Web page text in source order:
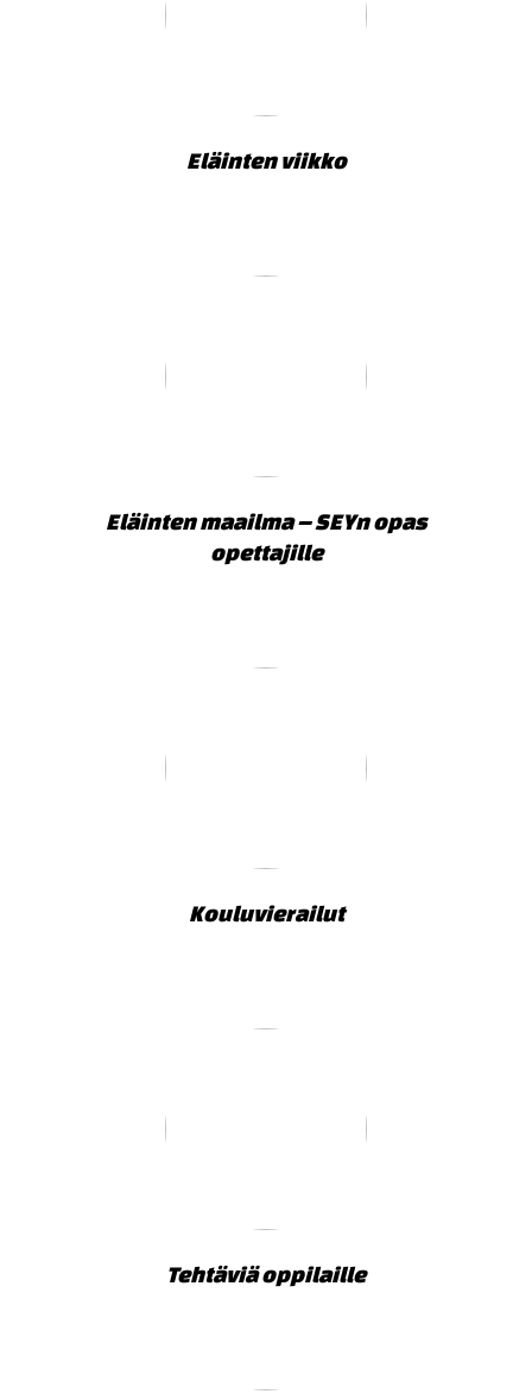
Eläinten viikko
Eläinten maailma – SEYn opas
opettajille
Kouluvierailut
Tehtäviä oppilaille